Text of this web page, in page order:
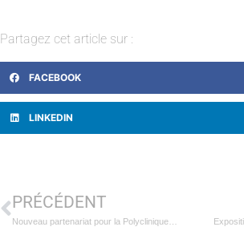
Partagez cet article sur :
FACEBOOK
LINKEDIN
PRÉCÉDENT